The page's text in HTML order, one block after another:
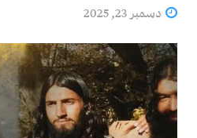
دسمبر 23, 2025